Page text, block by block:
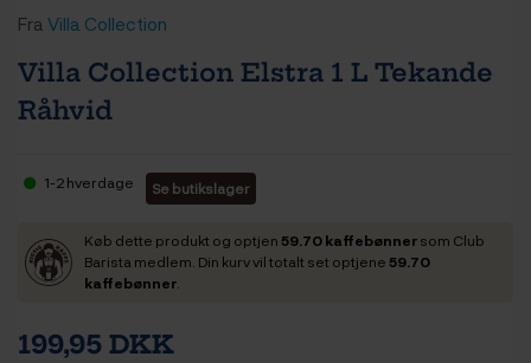
Fra Villa Collection
Villa Collection Elstra 1 L Tekande
Råhvid
1-2 hverdage Se butikslager
Køb dette produkt og optjen 59.70 kaffebønnersom Club
Barista medlem. Din kurv vil totalt set optjene 59.70
kaffebønner
199,95 DKK